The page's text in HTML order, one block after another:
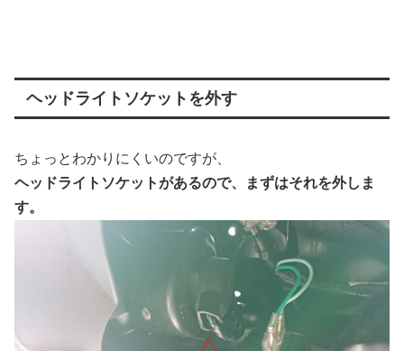
ヘッドライトソケットを外す
ちょっとわかりにくいのですが、
ヘッドライトソケットがあるので、まずはそれを外しま
す。